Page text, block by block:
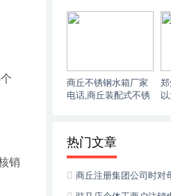
销
变化？
商丘不锈钢水箱厂家
电话,商丘装配式不锈
热门文章
商丘注册集团公司时对